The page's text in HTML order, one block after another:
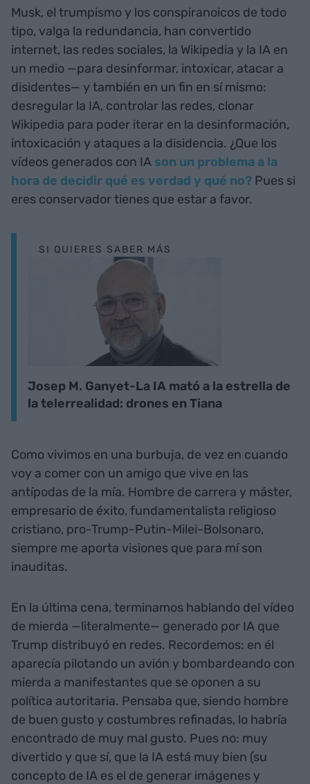
Musk, el trumpismo y los conspiranoicos de todo
tipo, valga la redundancia, han convertido
internet, las redes sociales, la Wikipedia y la IA en
un medio —para desinformar, intoxicar, atacar a
disidentes— y también en un fin en sí mismo:
desregular la IA, controlar las redes, clonar
Wikipedia para poder iterar en la desinformación,
intoxicación y ataques a la disidencia. ¿Que los
vídeos generados con IA son un problema a la
hora de decidir qué es verdad y qué no? Pues si
eres conservador tienes que estar a favor.
SI QUIERES SABER MÁS
Josep M. Ganyet-La IA mató a la estrella de
la telerrealidad: drones en Tiana
Como vivimos en una burbuja, de vez en cuando
voy a comer con un amigo que vive en las
antípodas de la mía. Hombre de carrera y máster,
empresario de éxito, fundamentalista religioso
cristiano, pro-Trump-Putin-Milei-Bolsonaro,
siempre me aporta visiones que para mí son
inauditas.
En la última cena, terminamos hablando del vídeo
de mierda —literalmente— generado por IA que
Trump distribuyó en redes. Recordemos: en él
aparecía pilotando un avión y bombardeando con
mierda a manifestantes que se oponen a su
política autoritaria. Pensaba que, siendo hombre
de buen gusto y costumbres refinadas, lo habría
encontrado de muy mal gusto. Pues no: muy
divertido y que sí, que la IA está muy bien (su
concepto de IA es el de generar imágenes y